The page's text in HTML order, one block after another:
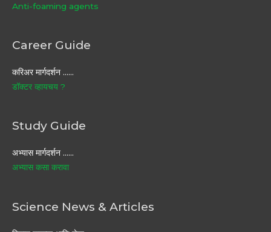
Anti-foaming agents
Career Guide
करिअर मार्गदर्शन ……
डॉक्टर व्हायचय ?
Study Guide
अभ्यास मार्गदर्शन ……
अभ्यास कसा करावा
Science News & Articles